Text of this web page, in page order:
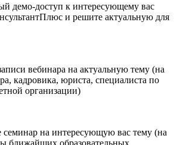
демо-доступ к интересующему вас
и решите актуальную для
вебинара на актуальную тему (на
кадровика, юриста, специалиста по
организации)
семинар на интересующую вас тему (на
ближайших образовательных